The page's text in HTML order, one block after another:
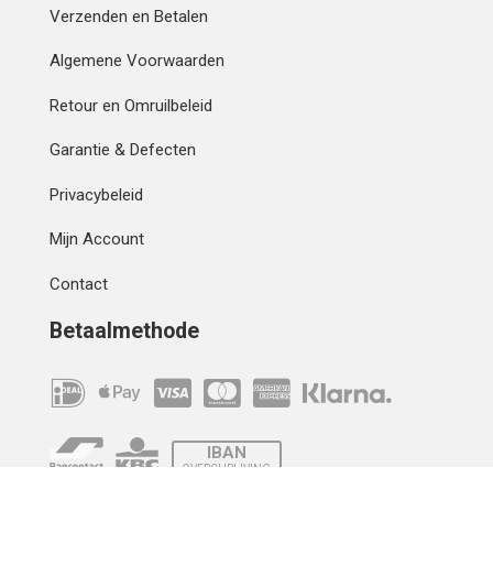
Verzenden en Betalen
Algemene Voorwaarden
Retour en Omruilbeleid
Garantie & Defecten
Privacybeleid
Mijn Account
Contact
Betaalmethode
IBAN
OVERCHRIJVING